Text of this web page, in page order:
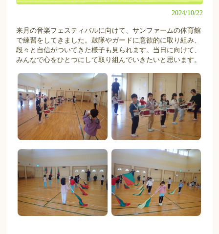
2024/10/22
来月の音楽フェスティバルに向けて、サンファームの体育館
で練習をしてきました。鼓隊やガードに意欲的に取り組み、
段々と自信がついてきた様子も見られます。当日に向けて、
みんなで心をひとつにして取り組んでいきたいと思います。